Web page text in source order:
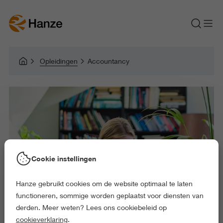
Opleidingen Accountancy
Cookie instellingen
Hanze gebruikt cookies om de website optimaal te laten
functioneren, sommige worden geplaatst voor diensten van
derden. Meer weten? Lees ons cookiebeleid op
cookieverklaring.